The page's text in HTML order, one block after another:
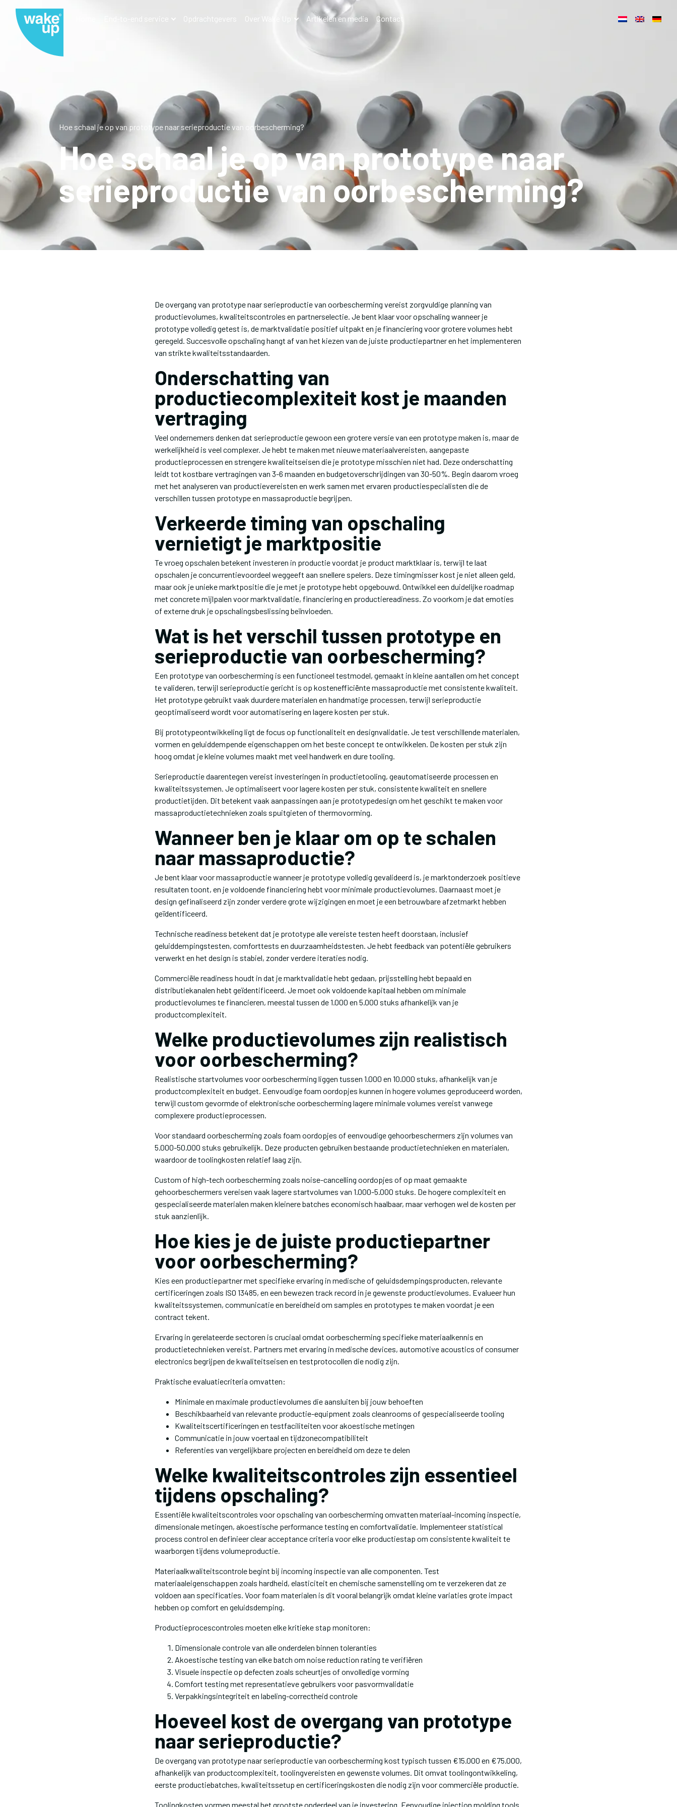
End-to-end service Opdrachtgevers Over Wake Up Artikelen en media Contact
Hoe schaal je op van prototype naar serieproductie van oorbescherming?
Hoe schaal je op van prototype naar
serieproductie van oorbescherming?
De overgang van prototype naar serieproductie van oorbescherming vereist zorgvuldige planning van
productievolumes, kwaliteitscontroles en partnerselectie. Je bent klaar voor opschaling wanneer je
prototype volledig getest is, de marktvalidatie positief uitpakt en je financiering voor grotere volumes hebt
geregeld. Succesvolle opschaling hangt af van het kiezen van de juiste productiepartner en het implementeren
van strikte kwaliteitsstandaarden.
Onderschatting van
productiecomplexiteit kost je maanden
vertraging
Veel ondernemers denken dat serieproductie gewoon een grotere versie van een prototype maken is, maar de
werkelijkheid is veel complexer. Je hebt te maken met nieuwe materiaalvereisten, aangepaste
productieprocessen en strengere kwaliteitseisen die je prototype misschien niet had. Deze onderschatting
leidt tot kostbare vertragingen van 3-6 maanden en budgetoverschrijdingen van 30-50%. Begin daarom vroeg
met het analyseren van productievereisten en werk samen met ervaren productiespecialisten die de
verschillen tussen prototype en massaproductie begrijpen.
Verkeerde timing van opschaling
vernietigt je marktpositie
Te vroeg opschalen betekent investeren in productie voordat je product marktklaar is, terwijl te laat
opschalen je concurrentievoordeel weggeeft aan snellere spelers. Deze timingmisser kost je niet alleen geld,
maar ook je unieke marktpositie die je met je prototype hebt opgebouwd. Ontwikkel een duidelijke roadmap
met concrete mijlpalen voor marktvalidatie, financiering en productiereadiness. Zo voorkom je dat emoties
of externe druk je opschalingsbeslissing beïnvloeden.
Wat is het verschil tussen prototype en
serieproductie van oorbescherming?
Een prototype van oorbescherming is een functioneel testmodel, gemaakt in kleine aantallen om het concept
te valideren, terwijl serieproductie gericht is op kostenefficiënte massaproductie met consistente kwaliteit.
Het prototype gebruikt vaak duurdere materialen en handmatige processen, terwijl serieproductie
geoptimaliseerd wordt voor automatisering en lagere kosten per stuk.
Bij prototypeontwikkeling ligt de focus op functionaliteit en designvalidatie. Je test verschillende materialen,
vormen en geluiddempende eigenschappen om het beste concept te ontwikkelen. De kosten per stuk zijn
hoog omdat je kleine volumes maakt met veel handwerk en dure tooling.
Serieproductie daarentegen vereist investeringen in productietooling, geautomatiseerde processen en
kwaliteitssystemen. Je optimaliseert voor lagere kosten per stuk, consistente kwaliteit en snellere
productietijden. Dit betekent vaak aanpassingen aan je prototypedesign om het geschikt te maken voor
massaproductietechnieken zoals spuitgieten of thermovorming.
Wanneer ben je klaar om op te schalen
naar massaproductie?
Je bent klaar voor massaproductie wanneer je prototype volledig gevalideerd is, je marktonderzoek positieve
resultaten toont, en je voldoende financiering hebt voor minimale productievolumes. Daarnaast moet je
design gefinaliseerd zijn zonder verdere grote wijzigingen en moet je een betrouwbare afzetmarkt hebben
geïdentificeerd.
Technische readiness betekent dat je prototype alle vereiste testen heeft doorstaan, inclusief
geluiddempingstesten, comforttests en duurzaamheidstesten. Je hebt feedback van potentiële gebruikers
verwerkt en het design is stabiel, zonder verdere iteraties nodig.
Commerciële readiness houdt in dat je marktvalidatie hebt gedaan, prijsstelling hebt bepaald en
distributiekanalen hebt geïdentificeerd. Je moet ook voldoende kapitaal hebben om minimale
productievolumes te financieren, meestal tussen de 1.000 en 5.000 stuks afhankelijk van je
productcomplexiteit.
Welke productievolumes zijn realistisch
voor oorbescherming?
Realistische startvolumes voor oorbescherming liggen tussen 1.000 en 10.000 stuks, afhankelijk van je
productcomplexiteit en budget. Eenvoudige foam oordopjes kunnen in hogere volumes geproduceerd worden,
terwijl custom gevormde of elektronische oorbescherming lagere minimale volumes vereist vanwege
complexere productieprocessen.
Voor standaard oorbescherming zoals foam oordopjes of eenvoudige gehoorbeschermers zijn volumes van
5.000-50.000 stuks gebruikelijk. Deze producten gebruiken bestaande productietechnieken en materialen,
waardoor de toolingkosten relatief laag zijn.
Custom of high-tech oorbescherming zoals noise-cancelling oordopjes of op maat gemaakte
gehoorbeschermers vereisen vaak lagere startvolumes van 1.000-5.000 stuks. De hogere complexiteit en
gespecialiseerde materialen maken kleinere batches economisch haalbaar, maar verhogen wel de kosten per
stuk aanzienlijk.
Hoe kies je de juiste productiepartner
voor oorbescherming?
Kies een productiepartner met specifieke ervaring in medische of geluidsdempingsproducten, relevante
certificeringen zoals ISO 13485, en een bewezen track record in je gewenste productievolumes. Evalueer hun
kwaliteitssystemen, communicatie en bereidheid om samples en prototypes te maken voordat je een
contract tekent.
Ervaring in gerelateerde sectoren is cruciaal omdat oorbescherming specifieke materiaalkennis en
productietechnieken vereist. Partners met ervaring in medische devices, automotive acoustics of consumer
electronics begrijpen de kwaliteitseisen en testprotocollen die nodig zijn.
Praktische evaluatiecriteria omvatten:
Minimale en maximale productievolumes die aansluiten bij jouw behoeften
Beschikbaarheid van relevante productie-equipment zoals cleanrooms of gespecialiseerde tooling
Kwaliteitscertificeringen en testfaciliteiten voor akoestische metingen
Communicatie in jouw voertaal en tijdzonecompatibiliteit
Referenties van vergelijkbare projecten en bereidheid om deze te delen
Welke kwaliteitscontroles zijn essentieel
tijdens opschaling?
Essentiële kwaliteitscontroles voor opschaling van oorbescherming omvatten materiaal-incoming inspectie,
dimensionale metingen, akoestische performance testing en comfortvalidatie. Implementeer statistical
process control en definieer clear acceptance criteria voor elke productiestap om consistente kwaliteit te
waarborgen tijdens volumeproductie.
Materiaalkwaliteitscontrole begint bij incoming inspectie van alle componenten. Test
materiaaleigenschappen zoals hardheid, elasticiteit en chemische samenstelling om te verzekeren dat ze
voldoen aan specificaties. Voor foam materialen is dit vooral belangrijk omdat kleine variaties grote impact
hebben op comfort en geluidsdemping.
Productieprocescontroles moeten elke kritieke stap monitoren:
Dimensionale controle van alle onderdelen binnen toleranties
Akoestische testing van elke batch om noise reduction rating te verifiëren
Visuele inspectie op defecten zoals scheurtjes of onvolledige vorming
Comfort testing met representatieve gebruikers voor pasvormvalidatie
Verpakkingsintegriteit en labeling-correctheid controle
Hoeveel kost de overgang van prototype
naar serieproductie?
De overgang van prototype naar serieproductie van oorbescherming kost typisch tussen €15.000 en €75.000,
afhankelijk van productcomplexiteit, toolingvereisten en gewenste volumes. Dit omvat toolingontwikkeling,
eerste productiebatches, kwaliteitssetup en certificeringskosten die nodig zijn voor commerciële productie.
Toolingkosten vormen meestal het grootste onderdeel van je investering. Eenvoudige injection molding tools